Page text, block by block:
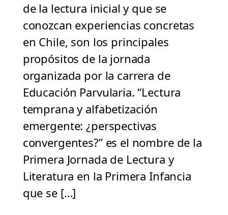
de la lectura inicial y que se
conozcan experiencias concretas
en Chile, son los principales
propósitos de la jornada
organizada por la carrera de
Educación Parvularia. “Lectura
temprana y alfabetización
emergente: ¿perspectivas
convergentes?” es el nombre de la
Primera Jornada de Lectura y
Literatura en la Primera Infancia
que se […]